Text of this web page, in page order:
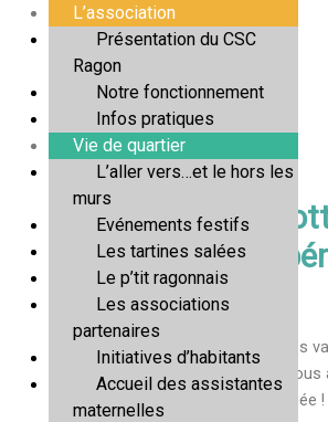
🎉 Fête des
Rejoignez l’équipe
14 mai !
Marine Dalmar/ 07/04/2026
jeudi 14 mai , la Fête des Caillebottes
quartier en véritable lieu de fête… et
vous pour faire vibrer cette belle journée !
L’association
Présentation du CSC
Ragon
Notre fonctionnement
Infos pratiques
Vie de quartier
L’aller vers…et le hors les
murs
Evénements festifs
Les tartines salées
Le p’tit ragonnais
Les associations
partenaires
Initiatives d’habitants
Accueil des assistantes
maternelles